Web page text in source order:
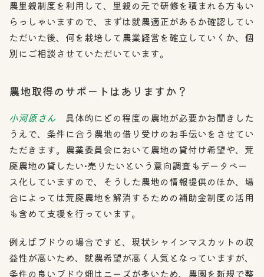
農里親制度を利用して、里親の元で研修を積まれる方もい
らっしゃいますので、まずは就農適正があるか確認してい
ただいた後、何を栽培して農業経営を確立していくか、個
別にご相談させていただいています。
農地取得のサポートはありますか？
小河原さん 具体的にどの程度の農地が必要かお聞きした
うえで、条件に合う農地の借り受けのお手伝いをさせてい
ただきます。農業委員会において農地の貸付け希望や、荒
廃農地の貸したい•売りたいという意向調査もデータベー
ス化していますので、そうした農地の情報提供のほか、場
合によっては荒廃農地を解消するための補助金制度の活用
も含めて支援を行っています。
例えばブドウの場合ですと、現状シャインマスカットの収
益性が高いため、就農希望が高く人気となっていますが、
条件の良いブドウ畑はニーズが多いため、農園を新規で整